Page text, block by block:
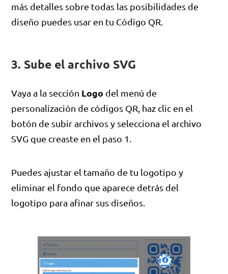
más detalles sobre todas las posibilidades de
diseño puedes usar en tu Código QR.
3. Sube el archivo SVG
Vaya a la sección Logo del menú de
personalización de códigos QR, haz clic en el
botón de subir archivos y selecciona el archivo
SVG que creaste en el paso 1.
Puedes ajustar el tamaño de tu logotipo y
eliminar el fondo que aparece detrás del
logotipo para afinar sus diseños.